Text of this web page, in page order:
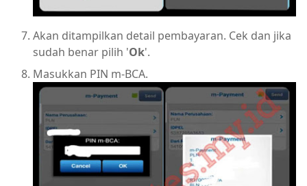
Akan ditampilkan detail pembayaran. Cek dan jika
sudah benar pilih 'Ok'.
Masukkan PIN m-BCA.